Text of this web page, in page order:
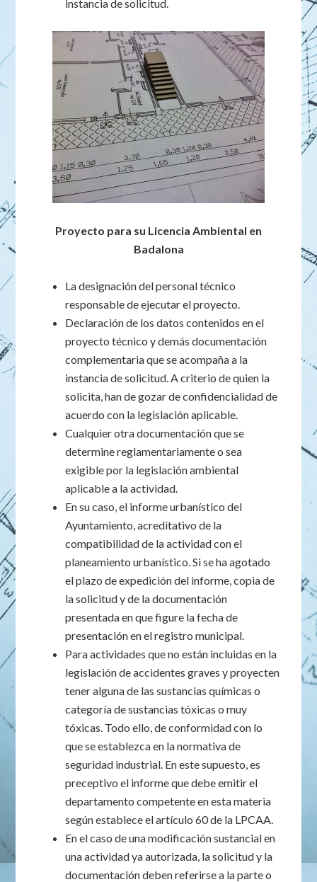
instancia de solicitud.
Proyecto para su Licencia Ambiental en
Badalona
La designación del personal técnico
responsable de ejecutar el proyecto.
Declaración de los datos contenidos en el
proyecto técnico y demás documentación
complementaria que se acompaña a la
instancia de solicitud. A criterio de quien la
solicita, han de gozar de confidencialidad de
acuerdo con la legislación aplicable.
Cualquier otra documentación que se
determine reglamentariamente o sea
exigible por la legislación ambiental
aplicable a la actividad.
En su caso, el informe urbanístico del
Ayuntamiento, acreditativo de la
compatibilidad de la actividad con el
planeamiento urbanístico. Si se ha agotado
el plazo de expedición del informe, copia de
la solicitud y de la documentación
presentada en que figure la fecha de
presentación en el registro municipal.
Para actividades que no están incluidas en la
legislación de accidentes graves y proyecten
tener alguna de las sustancias químicas o
categoría de sustancias tóxicas o muy
tóxicas. Todo ello, de conformidad con lo
que se establezca en la normativa de
seguridad industrial. En este supuesto, es
preceptivo el informe que debe emitir el
departamento competente en esta materia
según establece el artículo 60 de la LPCAA.
En el caso de una modificación sustancial en
una actividad ya autorizada, la solicitud y la
documentación deben referirse a la parte o